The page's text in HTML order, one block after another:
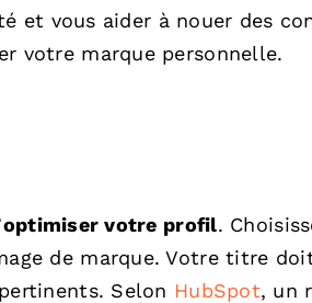
et vous aider à nouer des
votre marque personnelle.
optimiser votre profil.
de marque. Votre titre
Selon HubSpot, un